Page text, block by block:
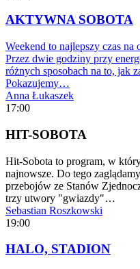
AKTYWNA SOBOTA
Weekend to najlepszy czas
Przez dwie godziny przy
różnych sposobach na to, jak
Pokazujemy…
Anna Łukaszek
17:00
HIT-SOBOTA
Hit-Sobota to program, w
najnowsze. Do tego
przebojów ze Stanów
trzy utwory "gwiazdy"…
Sebastian Roszkowski
19:00
HALO, STADION